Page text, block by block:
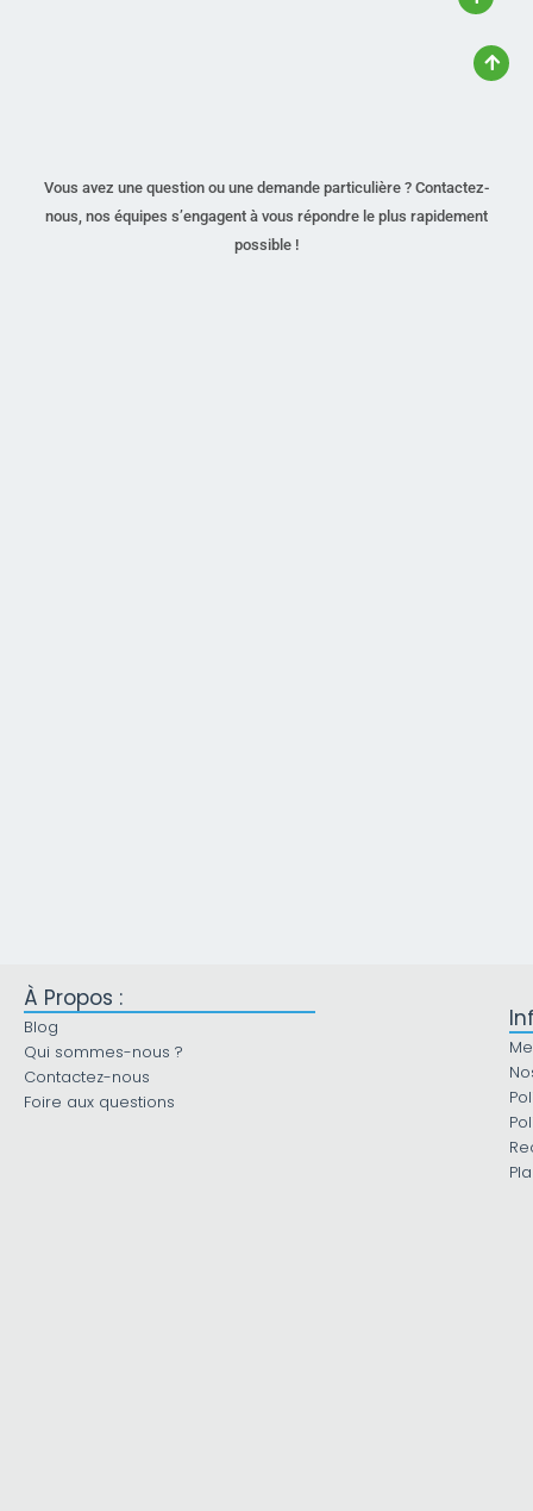
Vous avez une question ou une demande particulière ? Contactez-
nous, nos équipes s’engagent à vous répondre le plus rapidement
possible !
À Propos :
Blog
Qui sommes-nous ?
Contactez-nous
Foire aux questions